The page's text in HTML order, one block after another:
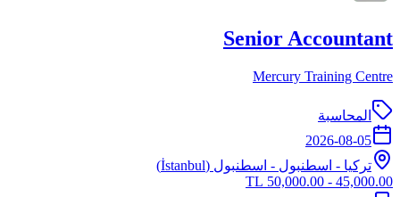
Senior Accountant
Mercury Training Centre
المحاسبة
2026-08-05
تركيا - اسطنبول - اسطنبول (İstanbul)
45,000.00 - 50,000.00 TL